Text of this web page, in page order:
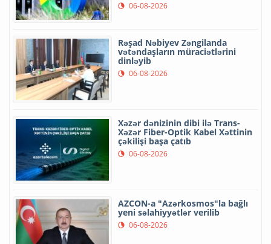
06-08-2026
Rəşad Nəbiyev Zəngilanda
vətəndaşların müraciətlərini
dinləyib
06-08-2026
Xəzər dənizinin dibi ilə Trans-
Xəzər Fiber-Optik Kabel Xəttinin
çəkilişi başa çatıb
06-08-2026
AZCON-a "Azərkosmos"la bağlı
yeni səlahiyyətlər verilib
06-08-2026